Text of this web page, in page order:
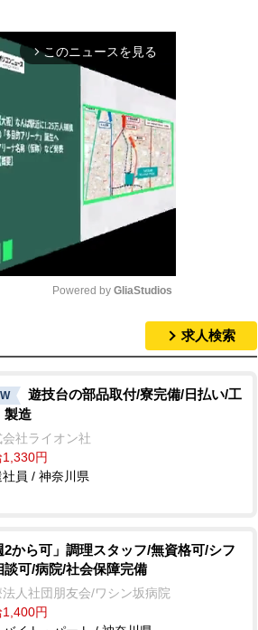
arrow_forward_ios このニュースを見る
t
Powered by GliaStudios
求人検索
遊技台の部品取付/寮完備/日払い/工
製造
社ライオン社
円
員 / 神奈川県
2から可」調理スタッフ/無資格可/シフ
談可/病院/社会保障完備
法人社団朋友会/ワシン坂病院
円